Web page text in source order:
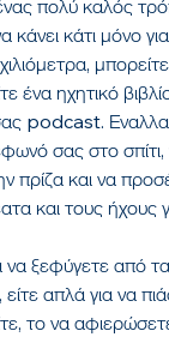
πολύ καλός
κάνει κάτι μόνο
ένα ηχητικό
podcast.
σας στο
πρίζα και να
και τους ήχους
να ξεφύγετε από
απλά για να
το να